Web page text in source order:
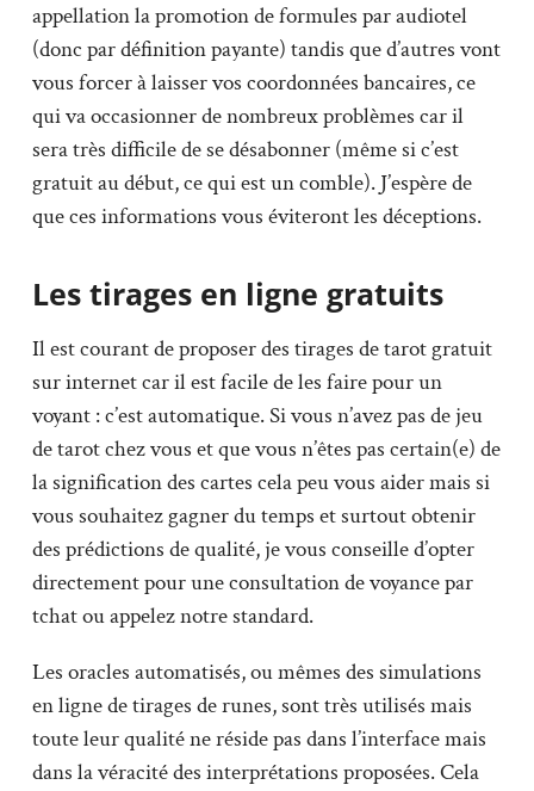
appellation la promotion de formules par audiotel
(donc par définition payante) tandis que d’autres vont
vous forcer à laisser vos coordonnées bancaires, ce
qui va occasionner de nombreux problèmes car il
sera très difficile de se désabonner (même si c’est
gratuit au début, ce qui est un comble). J’espère de
que ces informations vous éviteront les déceptions.
Les tirages en ligne gratuits
Il est courant de proposer des tirages de tarot gratuit
sur internet car il est facile de les faire pour un
voyant : c’est automatique. Si vous n’avez pas de jeu
de tarot chez vous et que vous n’êtes pas certain(e) de
la signification des cartes cela peu vous aider mais si
vous souhaitez gagner du temps et surtout obtenir
des prédictions de qualité, je vous conseille d’opter
directement pour une consultation de voyance par
tchat ou appelez notre standard.
Les oracles automatisés, ou mêmes des simulations
en ligne de tirages de runes, sont très utilisés mais
toute leur qualité ne réside pas dans l’interface mais
dans la véracité des interprétations proposées. Cela